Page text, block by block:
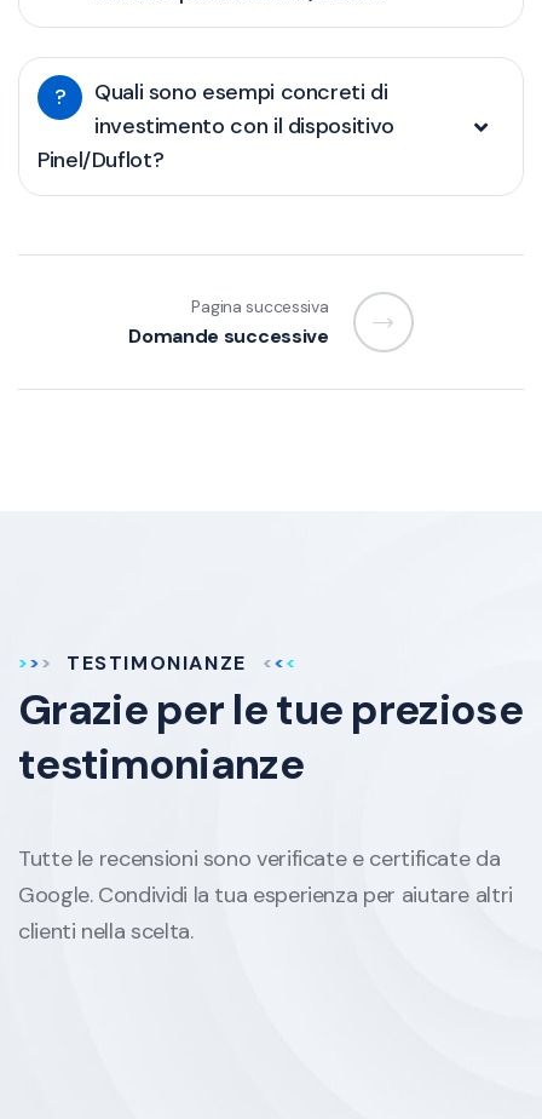
?
Quali sono esempi concreti di
investimento con il dispositivo
Pinel/Duflot?
Pagina successiva
Domande successive
TESTIMONIANZE
Grazie per le tuepreziose
testimonianze
Tutte le recensioni sono verificate e certificate da
Google. Condividi la tua esperienza per aiutare altri
clienti nella scelta.